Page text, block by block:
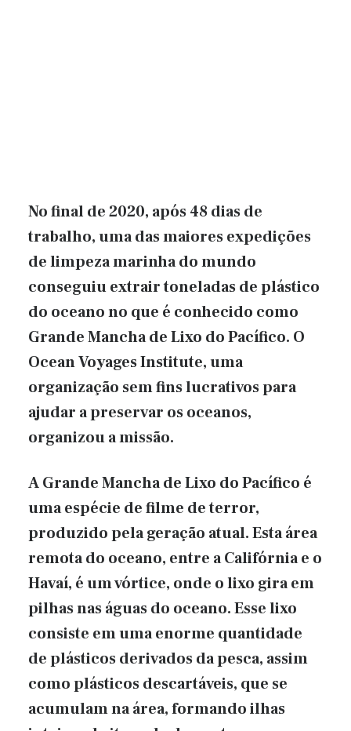
No final de 2020, após 48 dias de
trabalho, uma das maiores expedições
de limpeza marinha do mundo
conseguiu extrair toneladas de plástico
do oceano no que é conhecido como
Grande Mancha de Lixo do Pacífico. O
Ocean Voyages Institute, uma
organização sem fins lucrativos para
ajudar a preservar os oceanos,
organizou a missão.
A Grande Mancha de Lixo do Pacífico é
uma espécie de filme de terror,
produzido pela geração atual. Esta área
remota do oceano, entre a Califórnia e o
Havaí, é um vórtice, onde o lixo gira em
pilhas nas águas do oceano. Esse lixo
consiste em uma enorme quantidade
de plásticos derivados da pesca, assim
como plásticos descartáveis, que se
acumulam na área, formando ilhas